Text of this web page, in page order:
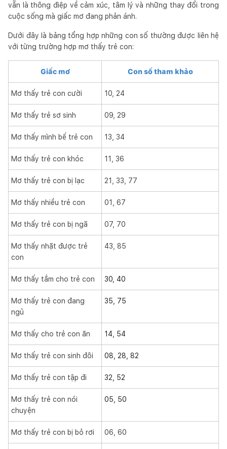
vẫn là thông điệp về cảm xúc, tâm lý và những thay đổi trong
cuộc sống mà giấc mơ đang phản ánh.
Dưới đây là bảng tổng hợp những con số thường được liên hệ
với từng trường hợp mơ thấy trẻ con:
Giấc mơ Con số tham khảo
Mơ thấy trẻ con cười 10, 24
Mơ thấy trẻ sơ sinh 09, 29
Mơ thấy mình bế trẻ con 13, 34
Mơ thấy trẻ con khóc 11, 36
Mơ thấy trẻ con bị lạc 21, 33, 77
Mơ thấy nhiều trẻ con 01, 67
Mơ thấy trẻ con bị ngã 07, 70
Mơ thấy nhặt được trẻ
con
43, 85
Mơ thấy tắm cho trẻ con 30, 40
Mơ thấy trẻ con đang
ngủ
35, 75
Mơ thấy cho trẻ con ăn 14, 54
Mơ thấy trẻ con sinh đôi 08, 28, 82
Mơ thấy trẻ con tập đi 32, 52
Mơ thấy trẻ con nói
chuyện
05, 50
Mơ thấy trẻ con bị bỏ rơi 06, 60